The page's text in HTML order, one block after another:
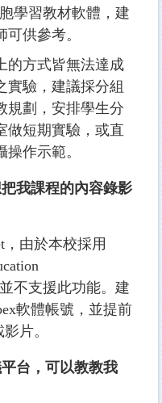
學習教材軟體，建
供參考。
的方式皆無法達成
實驗，建議採分組
規劃，安排學生分
做短期實驗，或直
作示範。
我課程的內容錄影
，由於本校採用
不支援此功能。建
軟體帳號，並提前
片。
台，可以教教我